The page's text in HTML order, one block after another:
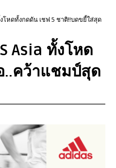
หดทั้งกดดัน เชฟ 5 ชาติ!!บดขยี้ใส่สุด
Asia ทั้งโหด
..คว้าแชมป์สุด